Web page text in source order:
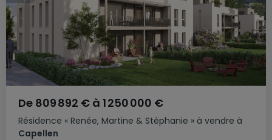
Résidence « Renée, Martine & Stéphanie » à vendre à
Capellen
De 809 892 € à 1 250 000 €